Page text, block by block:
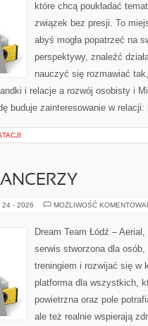
które chcą poukładać
związek bez presji. To
abyś mogła popatrzeć na
perspektywy, znaleźć
nauczyć się rozmawiać
i relacje a rozwój osobisty i
buduje zainteresowanie w
24 - 2026 MOŻLIWOŚĆ
Dream Team Łódź –
serwis stworzona dla
treningiem i rozwijać się w
platforma dla wszystkich,
powietrzna oraz pole
ale też realnie wspierają